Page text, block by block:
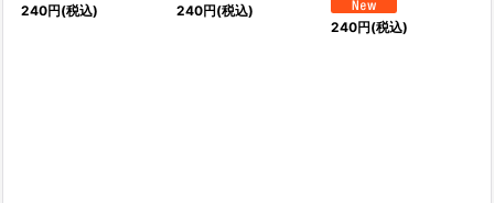
240円(税込) 240円(税込)
240円(税込)